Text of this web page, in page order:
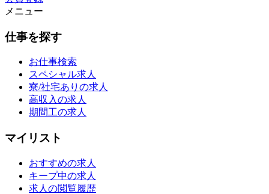
メニュー
仕事を探す
お仕事検索
スペシャル求人
寮/社宅ありの求人
高収入の求人
期間工の求人
マイリスト
おすすめの求人
キープ中の求人
求人の閲覧履歴